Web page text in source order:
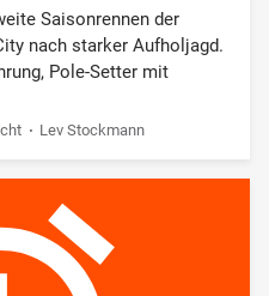
Saisonrennen der
nach starker Aufholjagd.
Pole-Setter mit
Lev Stockmann